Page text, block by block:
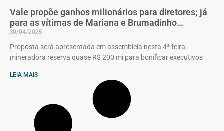
Vale propõe ganhos milionários para diretores; já
para as vítimas de Mariana e Brumadinho…
30/04/2025
Proposta será apresentada em assembleia nesta 4ª feira;
mineradora reserva quase R$ 200 mi para bonificar executivos
LEIA MAIS